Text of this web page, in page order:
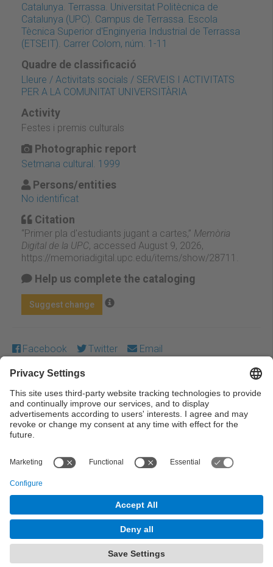
Catalunya. Terrassa. Universitat Politècnica de
Catalunya (UPC). Campus de Terrassa. Escola
Tècnica Superior d'Enginyeria Industrial de Terrassa
(ETSEIT). Carrer Colom, núm. 1-11
Quadre de classificació
Lleure / Activitats socials / SERVEIS I ACTIVITATS
PER A LA COMUNITAT UNIVERSITÀRIA
Activity
Festes i premis culturals
Photographic report
Setmana cultural. 1999
Persons/entities
No identificat
Citation
“Primer pla d'estudiants jugant a cartes,” Memòria
Digital de la UPC, accessed August 9, 2026,
https://memoriadigital.upc.edu/items/show/28711
Help us complete the cataloging
Suggest change
Facebook Twitter Email
Except where otherwise noted, content on this work is
licensed under a Creative Commons license:Attribution-
NonCommercial-NoDerivs 4.0 Generic
© UPC Universitat Politècnica de Catalunya ·
BarcelonaTech